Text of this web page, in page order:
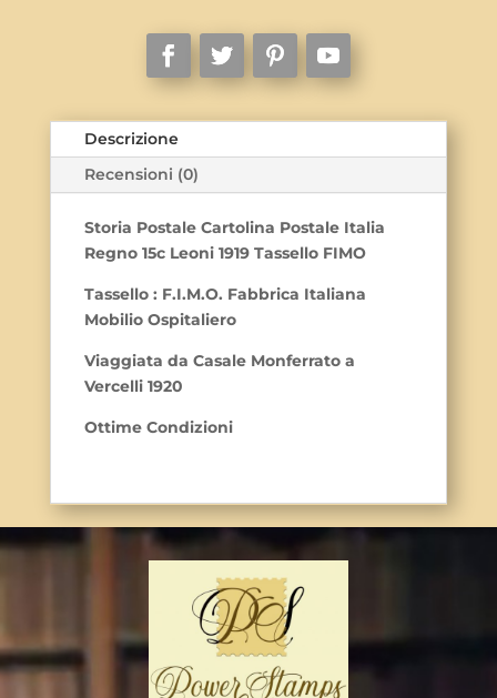
Descrizione
Recensioni (0)
Storia Postale Cartolina Postale Italia
Regno 15c Leoni 1919 Tassello FIMO
Tassello : F.I.M.O. Fabbrica Italiana
Mobilio Ospitaliero
Viaggiata da Casale Monferrato a
Vercelli 1920
Ottime Condizioni